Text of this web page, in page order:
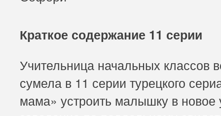
Краткое содержание 11 серии
Учительница начальных классов
сумела в 11 серии турецкого
мама» устроить малышку в новое